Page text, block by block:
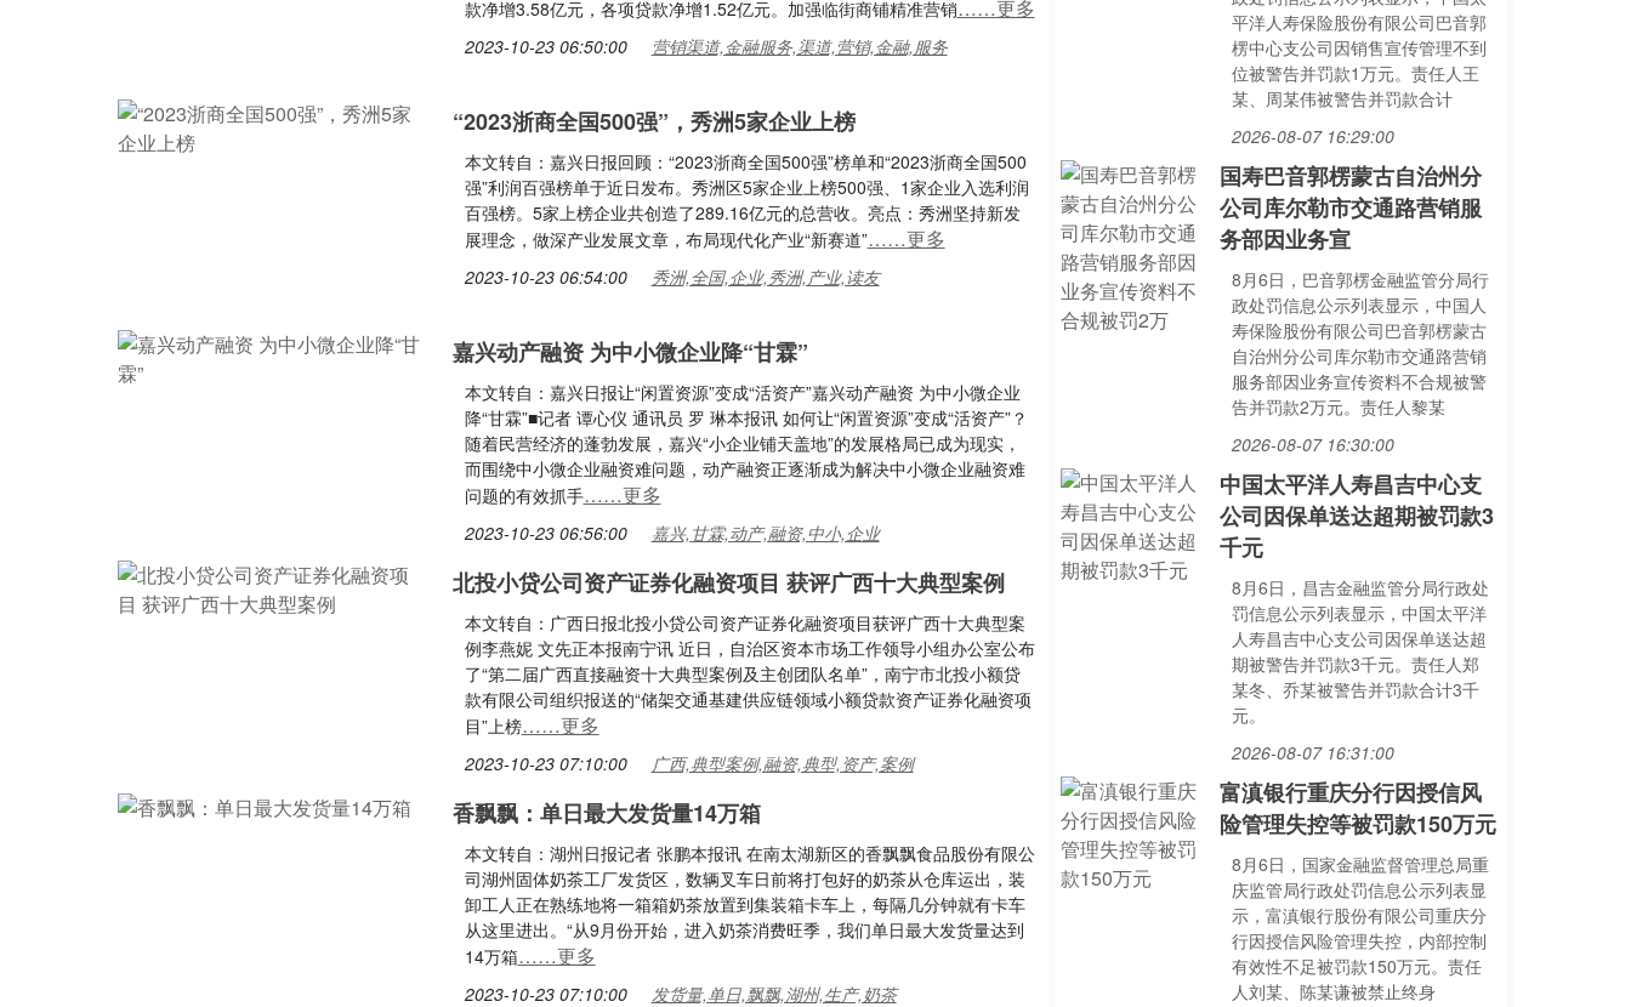
款净增3.58亿元，各项贷款净增1.52亿元。加强临街商铺精准营销……更多
2023-10-23 06:50:00 营销渠道,金融服务,渠道,营销,金融,服务
“2023浙商全国500强”，秀洲5家企业上榜
本文转自：嘉兴日报回顾：“2023浙商全国500强”榜单和“2023浙商全国500
强”利润百强榜单于近日发布。秀洲区5家企业上榜500强、1家企业入选利润
百强榜。5家上榜企业共创造了289.16亿元的总营收。亮点：秀洲坚持新发
展理念，做深产业发展文章，布局现代化产业“新赛道”……更多
2023-10-23 06:54:00 秀洲,全国,企业,秀洲,产业,读友
嘉兴动产融资 为中小微企业降“甘霖”
本文转自：嘉兴日报让“闲置资源”变成“活资产”嘉兴动产融资 为中小微企业
降“甘霖”■记者 谭心仪 通讯员 罗 琳本报讯 如何让“闲置资源”变成“活资产”？
随着民营经济的蓬勃发展，嘉兴“小企业铺天盖地”的发展格局已成为现实，
而围绕中小微企业融资难问题，动产融资正逐渐成为解决中小微企业融资难
问题的有效抓手……更多
2023-10-23 06:56:00 嘉兴,甘霖,动产,融资,中小,企业
北投小贷公司资产证券化融资项目 获评广西十大典型案例
本文转自：广西日报北投小贷公司资产证券化融资项目获评广西十大典型案
例李燕妮 文先正本报南宁讯 近日，自治区资本市场工作领导小组办公室公布
了“第二届广西直接融资十大典型案例及主创团队名单”，南宁市北投小额贷
款有限公司组织报送的“储架交通基建供应链领域小额贷款资产证券化融资项
目”上榜……更多
2023-10-23 07:10:00 广西,典型案例,融资,典型,资产,案例
香飘飘：单日最大发货量14万箱
本文转自：湖州日报记者 张鹏本报讯 在南太湖新区的香飘飘食品股份有限公
司湖州固体奶茶工厂发货区，数辆叉车日前将打包好的奶茶从仓库运出，装
卸工人正在熟练地将一箱箱奶茶放置到集装箱卡车上，每隔几分钟就有卡车
从这里进出。“从9月份开始，进入奶茶消费旺季，我们单日最大发货量达到
14万箱……更多
2023-10-23 07:10:00 发货量,单日,飘飘,湖州,生产,奶茶
平洋人寿保险股份有限公司巴音郭
楞中心支公司因销售宣传管理不到
位被警告并罚款1万元。责任人王
某、周某伟被警告并罚款合计
2026-08-07 16:29:00
国寿巴音郭楞蒙古自治州分
公司库尔勒市交通路营销服
务部因业务宣
8月6日，巴音郭楞金融监管分局行
政处罚信息公示列表显示，中国人
寿保险股份有限公司巴音郭楞蒙古
自治州分公司库尔勒市交通路营销
服务部因业务宣传资料不合规被警
告并罚款2万元。责任人黎某
2026-08-07 16:30:00
中国太平洋人寿昌吉中心支
公司因保单送达超期被罚款3
千元
8月6日，昌吉金融监管分局行政处
罚信息公示列表显示，中国太平洋
人寿昌吉中心支公司因保单送达超
期被警告并罚款3千元。责任人郑
某冬、乔某被警告并罚款合计3千
元。
2026-08-07 16:31:00
富滇银行重庆分行因授信风
险管理失控等被罚款150万元
8月6日，国家金融监督管理总局重
庆监管局行政处罚信息公示列表显
示，富滇银行股份有限公司重庆分
行因授信风险管理失控，内部控制
有效性不足被罚款150万元。责任
人刘某、陈某谦被禁止终身